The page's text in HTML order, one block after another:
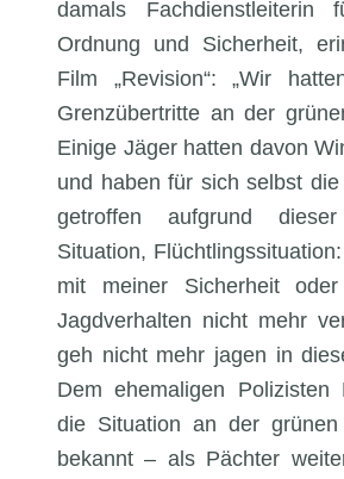
damals Fachdienstleiterin
Ordnung und Sicherheit,
Film „Revision“: „Wir
Grenzübertritte an der
Einige Jäger hatten davon
und haben für sich selbst die
getroffen aufgrund dieser
Situation,
mit meiner Sicherheit
Jagdverhalten nicht mehr
geh nicht mehr jagen in
Dem ehemaligen
die Situation an der
bekannt – als Pächter